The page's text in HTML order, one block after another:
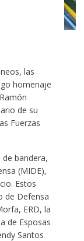
las
homenaje
de su
Fuerzas
bandera,
(MIDE),
Estos
de Defensa
ERD, la
de Esposas
Santos